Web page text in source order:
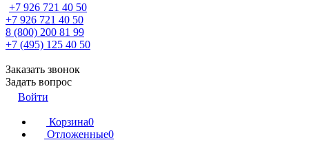
+7 926 721 40 50
+7 926 721 40 50
8 (800) 200 81 99
+7 (495) 125 40 50
Заказать звонок
Задать вопрос
Войти
Корзина0
Отложенные0